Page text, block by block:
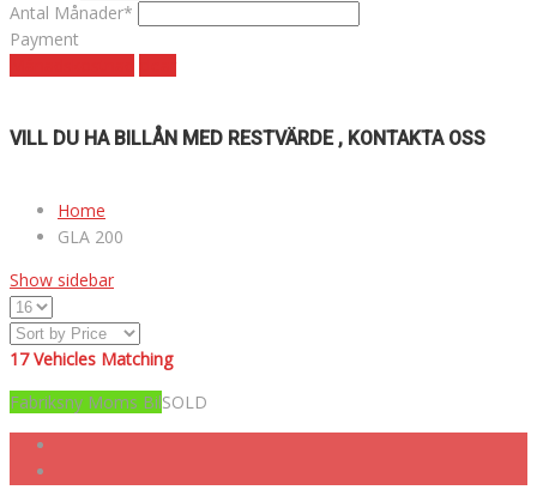
Antal Månader*
Payment
VILL DU HA BILLÅN MED RESTVÄRDE , KONTAKTA OSS
Home
GLA 200
Show sidebar
17 Vehicles Matching
Fabriksny Moms BilSOLD